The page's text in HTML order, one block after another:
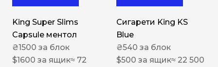
King Super Slims
Capsule ментол
₴1500 за блок
$1600 за ящик≈ 72
Сигарети King KS
Blue
₴540 за блок
$500 за ящик≈ 22 500